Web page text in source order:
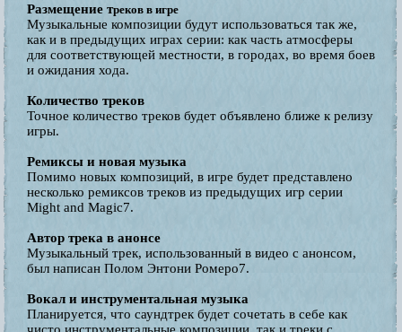
Размещение треков в игре
Музыкальные композиции будут использоваться так же,
как и в предыдущих играх серии: как часть атмосферы
для соответствующей местности, в городах, во время боев
и ожидания хода.
Количество треков
Точное количество треков будет объявлено ближе к релизу
игры.
Ремиксы и новая музыка
Помимо новых композиций, в игре будет представлено
несколько ремиксов треков из предыдущих игр серии
Might and Magic7.
Автор трека в анонсе
Музыкальный трек, использованный в видео с анонсом,
был написан Полом Энтони Ромеро7.
Вокал и инструментальная музыка
Планируется, что саундтрек будет сочетать в себе как
чисто инструментальные композиции, так и треки с